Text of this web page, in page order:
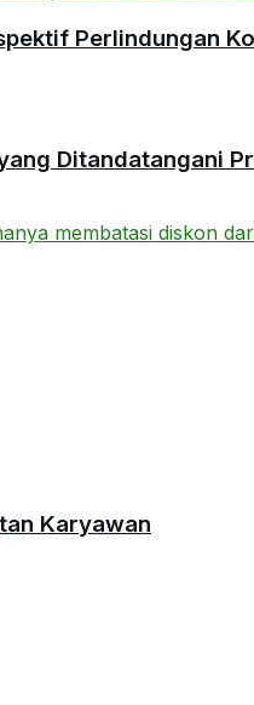
Perlindungan
Ditandatangani
Karyawan